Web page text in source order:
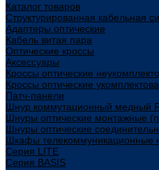
Каталог товаров
Структурированная кабельная
Адаптеры оптические
Кабель витая пара
Оптические кроссы
Аксессуары
Кроссы оптические
Кроссы оптические
Патч-панели
Шнур коммутационный медный
Шнуры оптические монтажные
Шнуры оптические
Шкафы телекоммуникационные
Cерия LITE
Cерия BASIS